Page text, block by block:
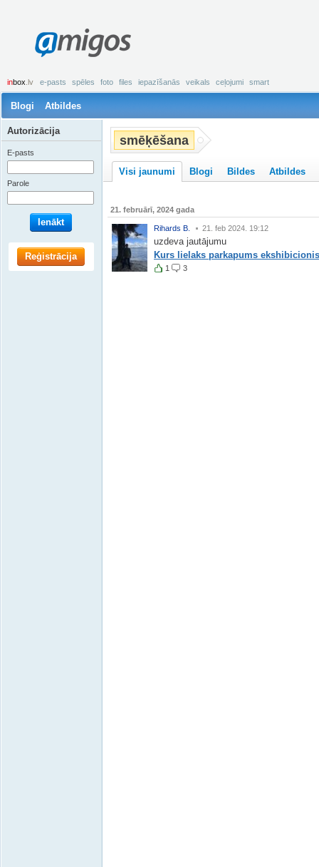
amigos
inbox .lv e-pasts spēles foto files iepazīšanās veikals ceļojumi smart
Blogi Atbildes
smēķēšana
Visi jaunumi Blogi Bildes Atbildes
21. februārī, 2024 gada
Rihards B. 21. feb 2024. 19:12
uzdeva jautājumu
Kurs lielaks parkapums
1 3
Autorizācija
E-pasts
Parole
Ienākt
Reģistrācija